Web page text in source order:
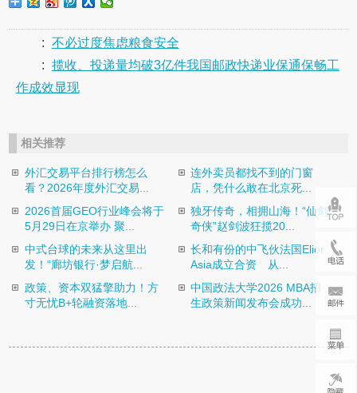
: 不必过度焦虑粮食安全
: 揽收、投递量均破3亿件我国邮政快递业保通保畅工
作成效显现
相关推荐
外汇交易平台排行榜怎么
看？2026年度外汇交易...
连外卖员都找不到的门窗
店，凭什么敢在北京死...
2026首届GEO行业峰会将于
5月29日在京举办 聚...
独牙传奇，相拥山海！“仙剑
奇侠”赵剑波狂揽20...
中式台球的未来从这里出
发！“廊坊银行·梦启航...
长和有份的中飞伙法国Elior
Asia成立合资 从...
政策、资本双猛擎助力！方
寸无忧B+轮融资落地...
中国政法大学2026 MBA招
生政策新闻发布会成功...